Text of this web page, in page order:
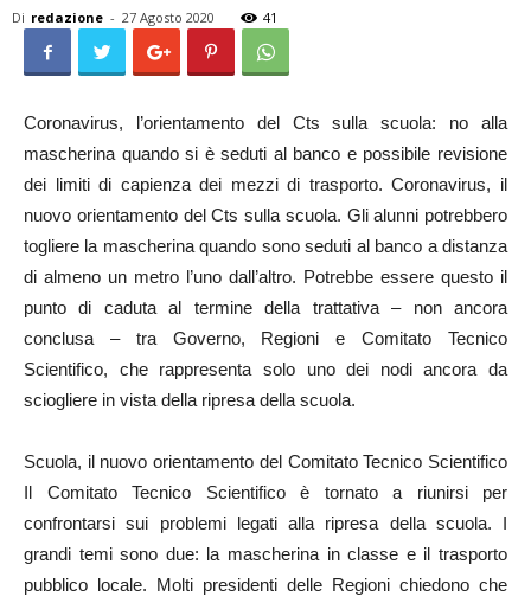
Di redazione - 27 Agosto 2020 41
Coronavirus, l’orientamento del Cts sulla scuola: no alla
mascherina quando si è seduti al banco e possibile revisione
dei limiti di capienza dei mezzi di trasporto. Coronavirus, il
nuovo orientamento del Cts sulla scuola. Gli alunni potrebbero
togliere la mascherina quando sono seduti al banco a distanza
di almeno un metro l’uno dall’altro. Potrebbe essere questo il
punto di caduta al termine della trattativa – non ancora
conclusa – tra Governo, Regioni e Comitato Tecnico
Scientifico, che rappresenta solo uno dei nodi ancora da
sciogliere in vista della ripresa della scuola.
Scuola, il nuovo orientamento del Comitato Tecnico Scientifico
Il Comitato Tecnico Scientifico è tornato a riunirsi per
confrontarsi sui problemi legati alla ripresa della scuola. I
grandi temi sono due: la mascherina in classe e il trasporto
pubblico locale. Molti presidenti delle Regioni chiedono che